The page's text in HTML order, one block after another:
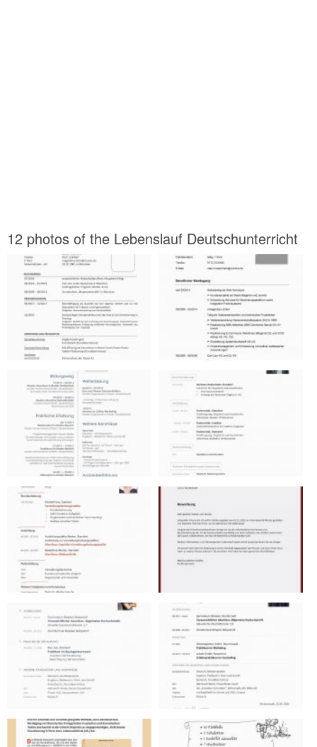
12 photos of the Lebenslauf Deutschunterricht